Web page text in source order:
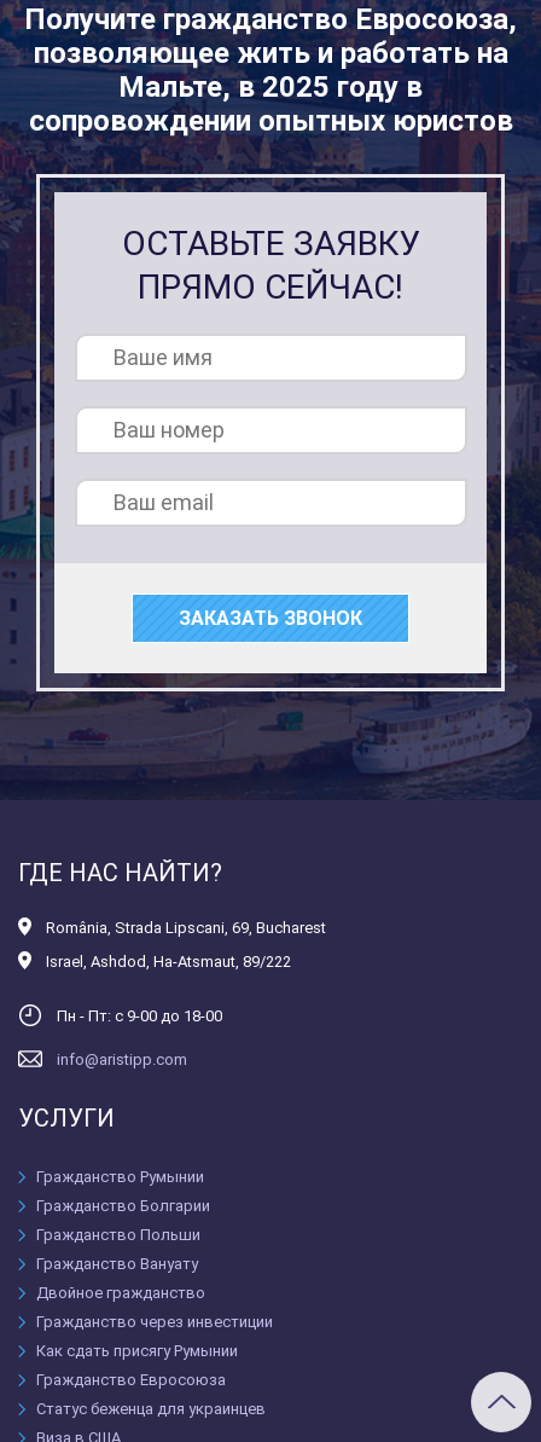
Получите гражданство Евросоюза,
позволяющее жить и работать на
Мальте, в 2025 году в
сопровождении опытных юристов
ОСТАВЬТЕ ЗАЯВКУ
ПРЯМО СЕЙЧАС!
ЗАКАЗАТЬ ЗВОНОК
ГДЕ НАС НАЙТИ?
România Strada Lipscani, 69, Bucharest
Israel Ashdod, Ha-Atsmaut, 89/222
Пн - Пт: с 9-00 до 18-00
info@aristipp.com
УСЛУГИ
Гражданство Румынии
Гражданство Болгарии
Гражданство Польши
Гражданство Вануату
Двойное гражданство
Гражданство через инвестиции
Как сдать присягу Румынии
Гражданство Евросоюза
Статус беженца для украинцев
Виза в США